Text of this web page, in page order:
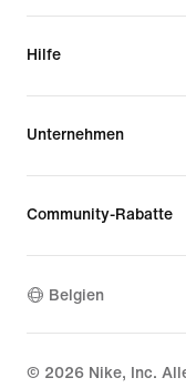
Hilfe
Unternehmen
Community-Rabatte
Belgien
© 2026 Nike, Inc.